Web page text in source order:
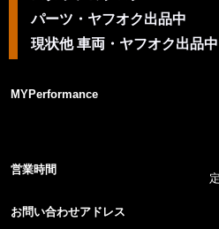
パーツ・ヤフオク出品中
現状他 車両・ヤフオク出品中
MYPerformance
営業時間
お問い合わせアドレス